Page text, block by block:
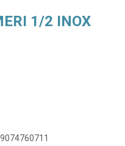
1/2 INOX